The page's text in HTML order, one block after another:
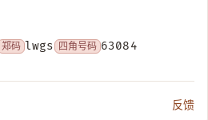
郑码 lwgs 四角号码 63084
反馈